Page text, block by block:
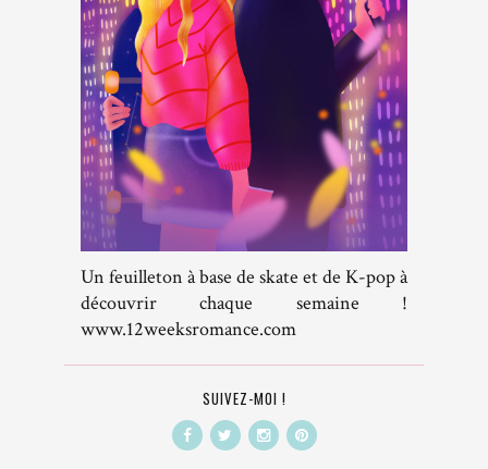
Un feuilleton à base de skate et de K-pop à
découvrir chaque semaine !
www.12weeksromance.com
SUIVEZ-MOI !